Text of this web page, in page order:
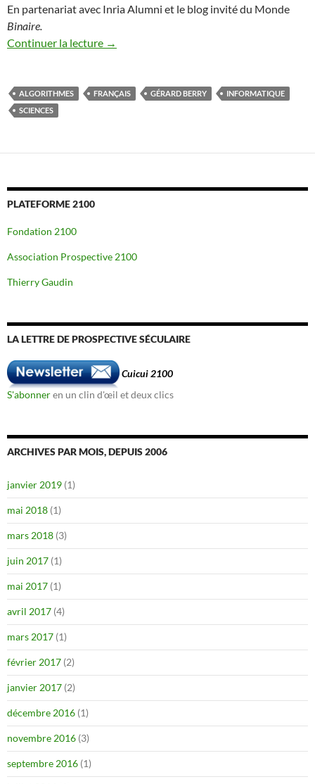
En partenariat avec Inria Alumni et le blog invité du Monde
Binaire.
Continuer la lecture →
ALGORITHMES FRANÇAIS GÉRARD BERRY
INFORMATIQUE
SCIENCES
PLATEFORME 2100
Fondation 2100
Association Prospective 2100
Thierry Gaudin
LA LETTRE DE PROSPECTIVE SÉCULAIRE
Cuicui 2100
S'abonneren un clin d'œil et deux clics
ARCHIVES PAR MOIS, DEPUIS 2006
janvier 2019 (1)
mai 2018 (1)
mars 2018 (3)
juin 2017 (1)
mai 2017 (1)
avril 2017 (4)
mars 2017 (1)
février 2017 (2)
janvier 2017 (2)
décembre 2016 (1)
novembre 2016 (3)
septembre 2016 (1)